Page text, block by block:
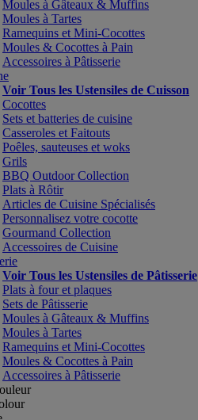
Moules à Gâteaux & Muffins
Moules à Tartes
Ramequins et Mini-Cocottes
Moules & Cocottes à Pain
Accessoires à Pâtisserie
Voir Tous les Ustensiles de Cuisson
Cocottes
Sets et batteries de cuisine
Casseroles et Faitouts
Poêles, sauteuses et woks
Grils
BBQ Outdoor Collection
Plats à Rôtir
Articles de Cuisine Spécialisés
Personnalisez votre cocotte
Gourmand Collection
Accessoires de Cuisine
Voir Tous les Ustensiles de Pâtisserie
Plats à four et plaques
Sets de Pâtisserie
Moules à Gâteaux & Muffins
Moules à Tartes
Ramequins et Mini-Cocottes
Moules & Cocottes à Pain
Accessoires à Pâtisserie